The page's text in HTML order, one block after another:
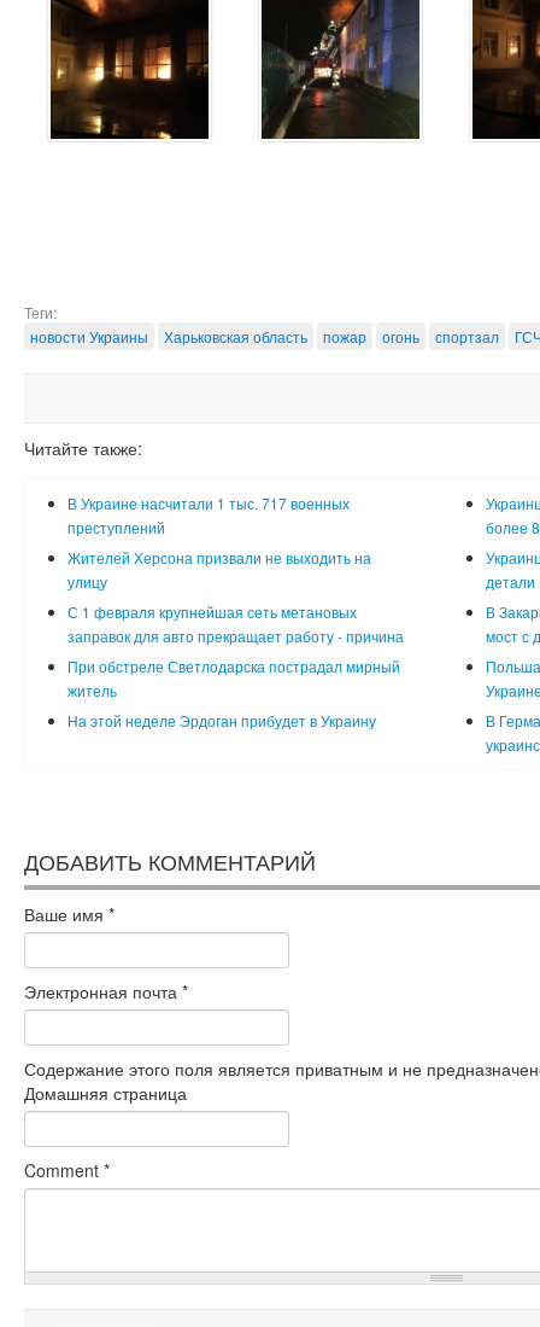
Теги:
новости Украины
Харьковская область пожар огонь спортзал
Читайте также:
В Украине насчитали 1 тыс. 717 военных
преступлений
более
Жителей Херсона призвали не выходить на
улицу
детали
С 1 февраля крупнейшая сеть метановых
заправок для авто прекращает работу - причина
В
мост с
При обстреле Светлодарска пострадал мирный
житель
На этой неделе Эрдоган прибудет в Украину
В
ДОБАВИТЬ КОММЕНТАРИЙ
Ваше имя *
Электронная почта *
Содержание этого поля является приватным и не
Домашняя страница
Comment *